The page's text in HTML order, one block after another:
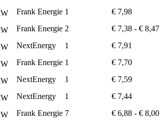
Frank Energie 1 € 7,98
Frank Energie 2 € 7,38 - € 8,47
NextEnergy 1 € 7,91
Frank Energie 1 € 7,70
NextEnergy 1 € 7,59
NextEnergy 1 € 7,44
Frank Energie 7 € 6,88 - € 8,00